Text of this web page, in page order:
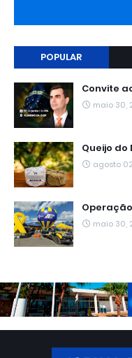
POPULAR
Convite
maio 30,
Queijo
agosto
maio 30,